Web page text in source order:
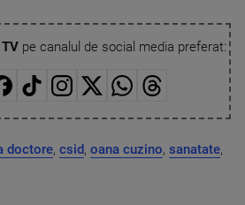
pe canalul de social media preferat:
doctore, csid, oana cuzino, sanatate,